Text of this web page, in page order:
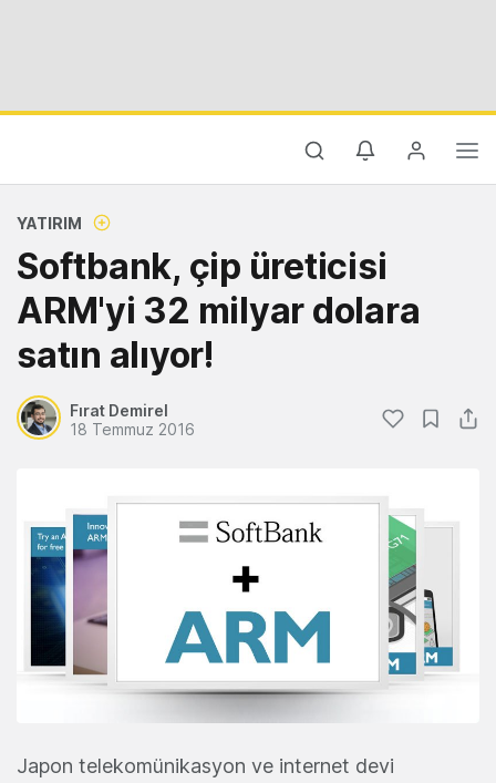
YATIRIM
Softbank, çip üreticisi
ARM'yi 32 milyar dolara
satın alıyor!
Fırat Demirel
18 Temmuz 2016
Japon telekomünikasyon ve internet devi